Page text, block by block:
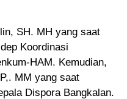
SH. MH yang saat
Koordinasi
HAM. Kemudian,
MM yang saat
Dispora Bangkalan.